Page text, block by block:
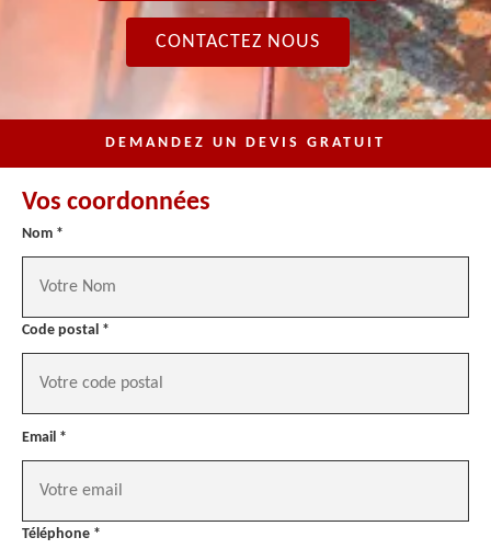
CONTACTEZ NOUS
DEMANDEZ UN DEVIS GRATUIT
Vos coordonnées
Nom *
Code postal *
Email *
Téléphone *